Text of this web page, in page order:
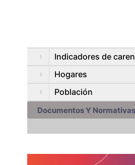
Indicadores de
Hogares
Población
Documentos Y Normativas